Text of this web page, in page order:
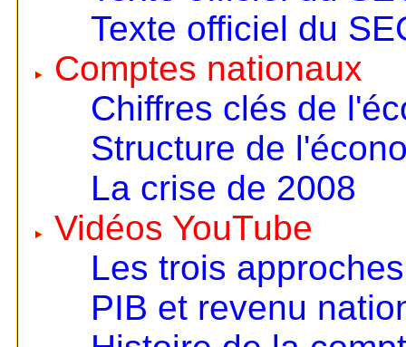
Texte officiel du
Comptes nationaux
Chiffres clés de
Structure de
La crise de 2008
Vidéos YouTube
Les trois
PIB et revenu